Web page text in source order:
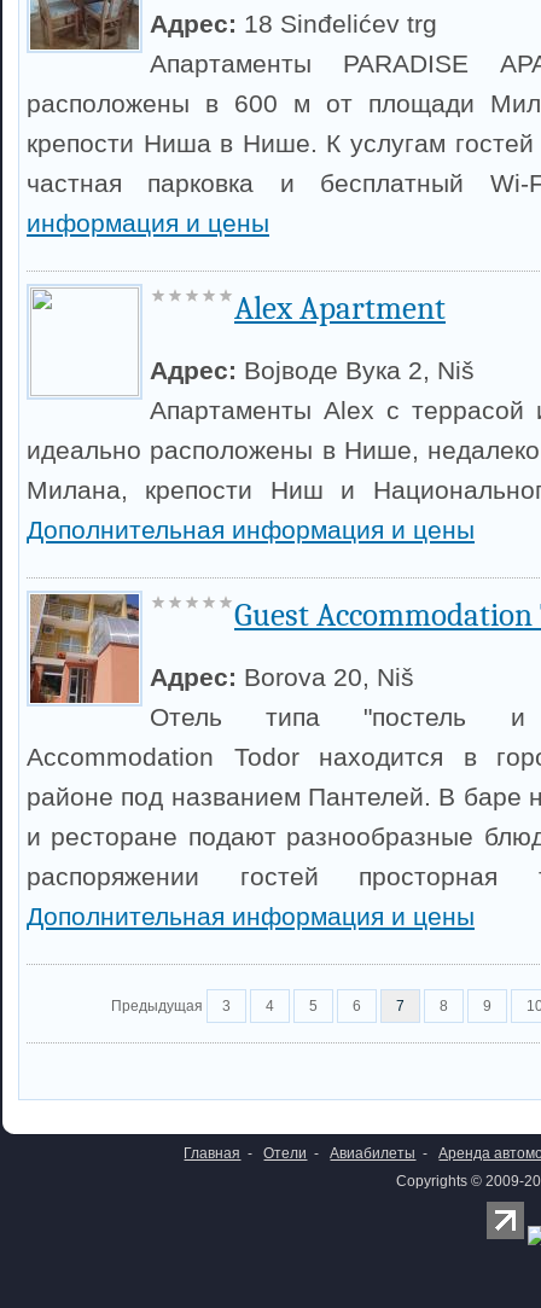
Адрес: 18 Sinđelićev trg
Апартаменты PARADISE
расположены в 600 м от площади
крепости Ниша в Нише. К услугам гостей
частная парковка и бесплатный
информация и цены
Alex Apartment
Адрес: Војводе Вука 2, Niš
Апартаменты Alex с террасой
идеально расположены в Нише,
Милана, крепости Ниш и
Дополнительная информация и цены
Guest Accommodation
Адрес: Borova 20, Niš
Отель типа "постель и
Accommodation Todor находится в
районе под названием Пантелей. В баре
и ресторане подают разнообразные
распоряжении гостей
Дополнительная информация и цены
Предыдущая 3 4 5 6 7 8 9
Главная - Отели - Авиабилеты -
Аренда
Copyrights © 2009-